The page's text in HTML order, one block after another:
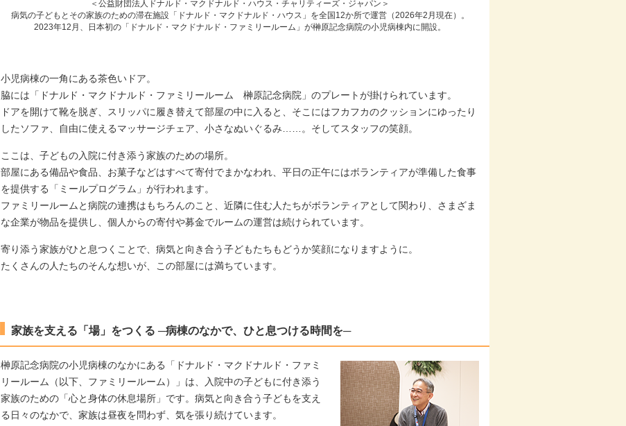
＜公益財団法人ドナルド・マクドナルド・ハウス・チャリティーズ・ジャパン＞
病気の子どもとその家族のための滞在施設「ドナルド・マクドナルド・ハウス」を全国12か所で運営（2026年2月現在）。
2023年12月、日本初の「ドナルド・マクドナルド・ファミリールーム」が榊󠄀󠄀󠄀󠄀󠄀原記念病院の小児病棟内に開設。
小児病棟の一角にある茶色いドア。
脇には「ドナルド・マクドナルド・ファミリールーム 榊󠄀原記念病院」のプレートが掛けられています。
ドアを開けて靴を脱ぎ、スリッパに履き替えて部屋の中に入ると、そこにはフカフカのクッションにゆったり
したソファ、自由に使えるマッサージチェア、小さなぬいぐるみ……。そしてスタッフの笑顔。
ここは、子どもの入院に付き添う家族のための場所。
部屋にある備品や食品、お菓子などはすべて寄付でまかなわれ、平日の正午にはボランティアが準備した食事
を提供する「ミールプログラム」が行われます。
ファミリールームと病院の連携はもちろんのこと、近隣に住む人たちがボランティアとして関わり、さまざま
な企業が物品を提供し、個人からの寄付や募金でルームの運営は続けられています。
寄り添う家族がひと息つくことで、病気と向き合う子どもたちもどうか笑顔になりますように。
たくさんの人たちのそんな想いが、この部屋には満ちています。
家族を支える「場」をつくる ─病棟のなかで、ひと息つける時間を─
榊󠄀原記念病院の小児病棟のなかにある「ドナルド・マクドナルド・ファミ
リールーム（以下、ファミリールーム）」は、入院中の子どもに付き添う
家族のための「心と身体の休息場所」です。病気と向き合う子どもを支え
る日々のなかで、家族は昼夜を問わず、気を張り続けています。